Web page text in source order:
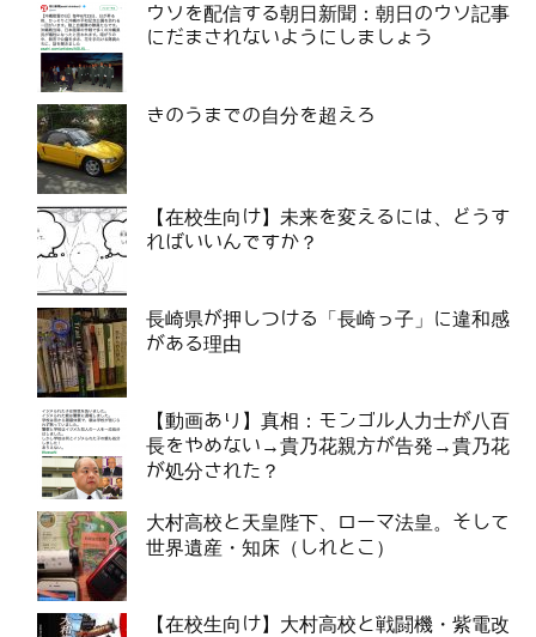
ウソを配信する朝日新聞：朝日のウソ記事
にだまされないようにしましょう
きのうまでの自分を超えろ
【在校生向け】未来を変えるには、どうす
ればいいんですか？
長崎県が押しつける「長崎っ子」に違和感
がある理由
【動画あり】真相：モンゴル人力士が八百
長をやめない→貴乃花親方が告発→貴乃花
が処分された？
大村高校と天皇陛下、ローマ法皇。そして
世界遺産・知床（しれとこ）
【在校生向け】大村高校と戦闘機・紫電改